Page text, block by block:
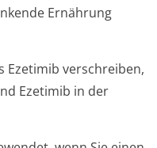
Ernährung
Ezetimib verschreiben,
Ezetimib in der